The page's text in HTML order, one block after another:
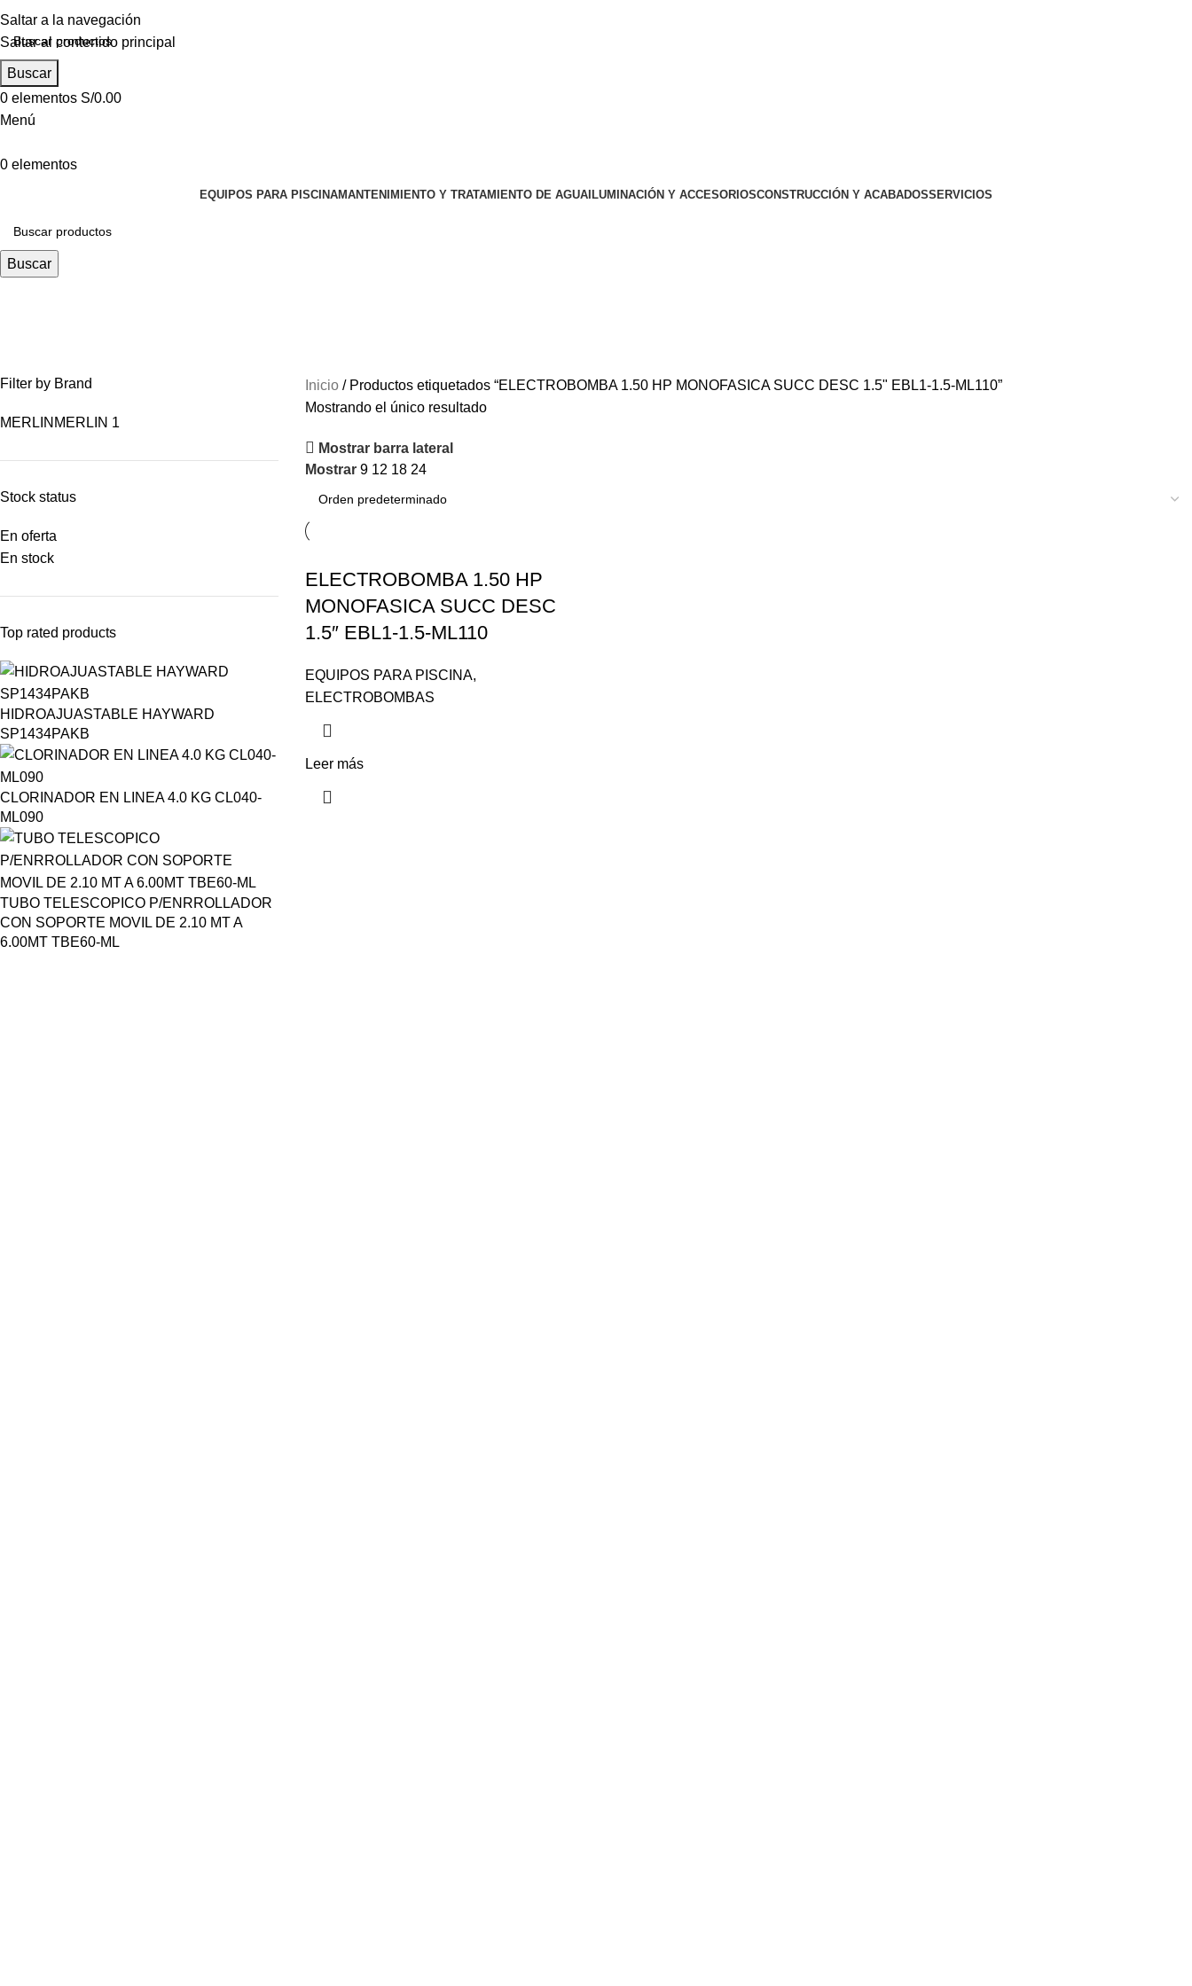
Saltar a la navegación
Saltar al contenido principal
Buscar
0 elementos S/0.00
Menú
0 elementos
EQUIPOS PARA PISCINAMANTENIMIENTO Y TRATAMIENTO DE AGUAILUMINACIÓN Y ACCESORIOSCONSTRUCCIÓN Y ACABADOSSERVICIOS
Buscar
Filter by Brand
MERLIN MERLIN 1
Stock status
En oferta
En stock
Top rated products
HIDROAJUASTABLE HAYWARD
SP1434PAKB
CLORINADOR EN LINEA 4.0 KG CL040-
ML090
TUBO TELESCOPICO P/ENRROLLADOR
CON SOPORTE MOVIL DE 2.10 MT A
6.00MT TBE60-ML
Inicio
Productos etiquetados “ELECTROBOMBA 1.50 HP MONOFASICA SUCC DESC 1.5" EBL1-1.5-ML110”
Mostrando el único resultado
Mostrar barra lateral
Mostrar 9 12 18 24
ELECTROBOMBA 1.50 HP
MONOFASICA SUCC DESC
1.5″ EBL1-1.5-ML110
EQUIPOS PARA PISCINA,
ELECTROBOMBAS
Leer más